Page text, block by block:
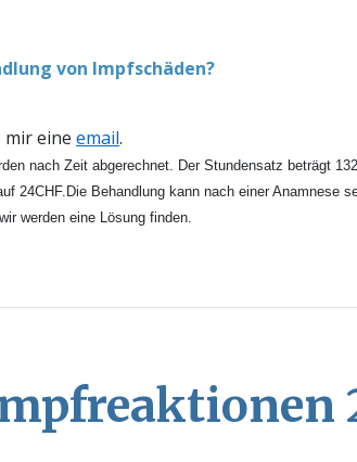
von Impfschäden?
mir eine email.
nach Zeit abgerechnet. Der Stundensatz beträgt
24CHF.Die Behandlung kann nach einer Anamnese
werden eine Lösung finden.